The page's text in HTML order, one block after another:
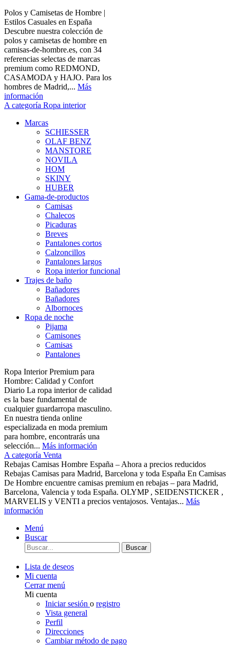
Polos y Camisetas de Hombre |
Estilos Casuales en España
Descubre nuestra colección de
polos y camisetas de hombre en
camisas-de-hombre.es, con 34
referencias selectas de marcas
premium como REDMOND,
CASAMODA y HAJO. Para los
hombres de Madrid,... Más
información
A categoría Ropa interior
Marcas
SCHIESSER
OLAF BENZ
MANSTORE
NOVILA
HOM
SKINY
HUBER
Gama-de-productos
Camisas
Chalecos
Picaduras
Breves
Pantalones cortos
Calzoncillos
Pantalones largos
Ropa interior funcional
Trajes de baño
Bañadores
Bañadores
Albornoces
Ropa de noche
Pijama
Camisones
Camisas
Pantalones
Ropa Interior Premium para
Hombre: Calidad y Confort
Diario La ropa interior de calidad
es la base fundamental de
cualquier guardarropa masculino.
En nuestra tienda online
especializada en moda premium
para hombre, encontrarás una
selección... Más información
A categoría Venta
Rebajas Camisas Hombre España – Ahora a precios reducidos
Rebajas Camisas para Madrid, Barcelona y toda España En Camisas
De Hombre encuentre camisas premium en rebajas – para Madrid,
Barcelona, Valencia y toda España. OLYMP , SEIDENSTICKER ,
MARVELIS y VENTI a precios ventajosos. Ventajas... Más
información
Menú
Buscar
Buscar
Lista de deseos
Mi cuenta
Cerrar menú
Mi cuenta
Iniciar sesión o registro
Vista general
Perfil
Direcciones
Cambiar método de pago